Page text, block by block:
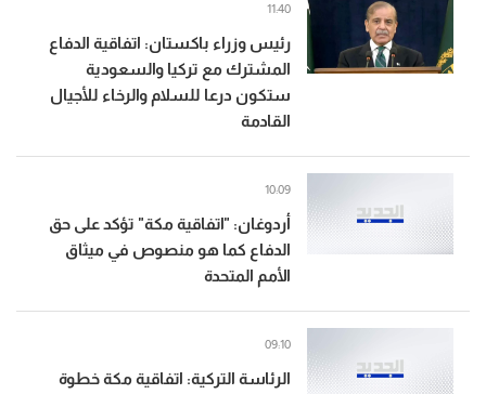
رئيس وزراء باكستان: اتفاقية الدفاع
المشترك مع تركيا والسعودية
ستكون درعا للسلام والرخاء للأجيال
القادمة
11:40
أردوغان: "اتفاقية مكة" تؤكد على حق
الدفاع كما هو منصوص في ميثاق
الأمم المتحدة
10:09
الرئاسة التركية: اتفاقية مكة خطوة
09:10